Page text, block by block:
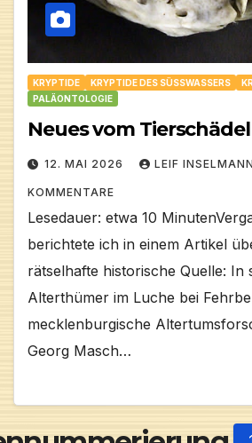
KRYPTIDE KRYPTIDE DES SÜSSWASSERS
PALÄONTOLOGIE
Neues vom
12. MAI 2026 LEIF INSELMANN
KOMMENTARE
Lesedauer: etwa 10
berichtete ich in einem Artikel
rätselhafte historische Quelle: In
Alterthümer im Luche bei
mecklenburgische
Georg Masch…